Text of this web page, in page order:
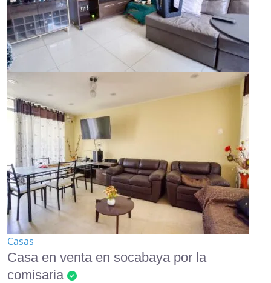
Casas
Casa en venta en socabaya por la
comisaria